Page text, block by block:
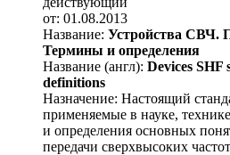
от: 01.08.2013
Название: Устройства СВЧ.
Термины и определения
Название (англ): Devices SHF
definitions
Назначение: Настоящий
применяемые в науке,
и определения основных
передачи сверхвысоких частот